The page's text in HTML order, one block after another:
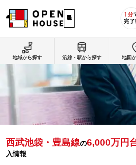
西武池袋・豊島線の6,000万円
入情報
地域から探す 沿線・駅から探す 地図